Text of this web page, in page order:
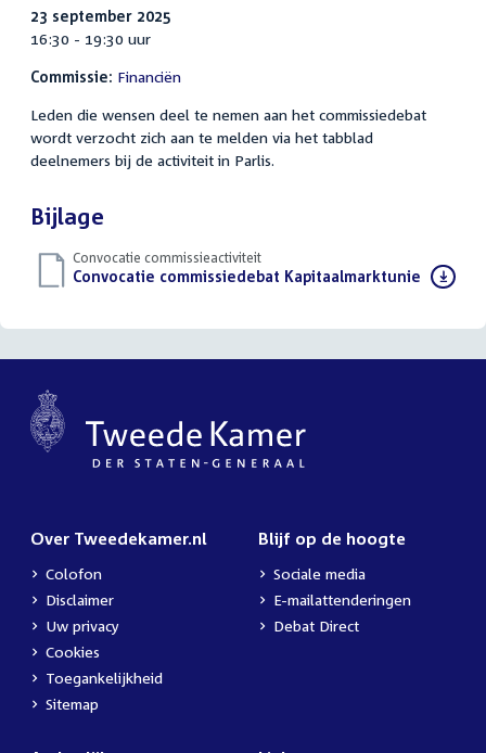
23 september 2025
16:30 - 19:30 uur
Commissie: Financiën
Leden die wensen deel te nemen aan het commissiedebat
wordt verzocht zich aan te melden via het tabblad
deelnemers bij de activiteit in Parlis.
Bijlage
Convocatie commissieactiviteit
Download
Convocatie commissiedebat Kapitaalmarktunie (PDF)
Over Tweedekamer.nl
Colofon
Disclaimer
Uw privacy
Cookies
Toegankelijkheid
Sitemap
Blijf op de hoogte
Sociale media
E-mailattenderingen
Debat Direct